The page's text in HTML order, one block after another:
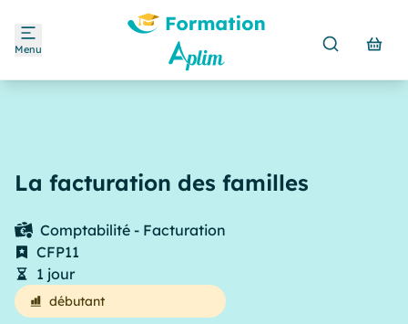
Menu
La facturation des familles
Comptabilité - Facturation
CFP11
1 jour
débutant